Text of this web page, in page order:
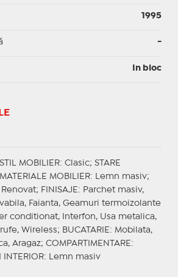
1995
-
In bloc
STIL MOBILIER: Clasic; STARE
MATERIALE MOBILIER: Lemn masiv;
Renovat; FINISAJE : Parchet masiv,
Faianta, Geamuri termoizolante
conditionat, Interfon, Usa metalica,
Wireless; BUCATARIE : Mobilata,
Aragaz; COMPARTIMENTARE :
INTERIOR: Lemn masiv